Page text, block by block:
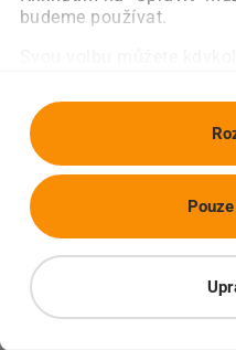
budeme používat.